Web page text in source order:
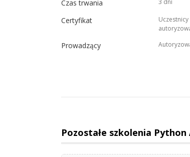
Czas trwania
Certyfikat
Prowadzący
Pozostałe szkolenia Python